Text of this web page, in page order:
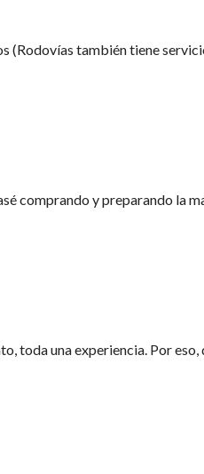
también tiene
comprando y preparando la
toda una experiencia. Por